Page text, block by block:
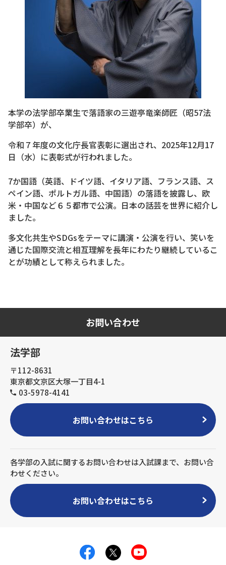
本学の法学部卒業生で落語家の三遊亭竜楽師匠（昭57法
学部卒）が、
令和７年度の文化庁長官表彰に選出され、2025年12月17
日（水）に表彰式が行われました。
7か国語（英語、ドイツ語、イタリア語、フランス語、ス
ペイン語、ポルトガル語、中国語）の落語を披露し、欧
米・中国など６５都市で公演。日本の話芸を世界に紹介し
ました。
多文化共生やSDGsをテーマに講演・公演を行い、笑いを
通じた国際交流と相互理解を長年にわたり継続しているこ
とが功績として称えられました。
お問い合わせ
法学部
〒112-8631
東京都文京区大塚一丁目4-1
03-5978-4141
お問い合わせはこちら
各学部の入試に関するお問い合わせは入試課まで、お問い合
わせください。
お問い合わせはこちら